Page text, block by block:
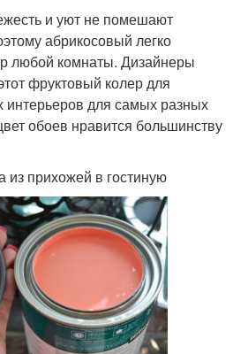
и уют не помешают
абрикосовый легко
любой комнаты. Дизайнеры
фруктовый колер для
интерьеров для самых разных
обоев нравится большинству
прихожей в гостиную